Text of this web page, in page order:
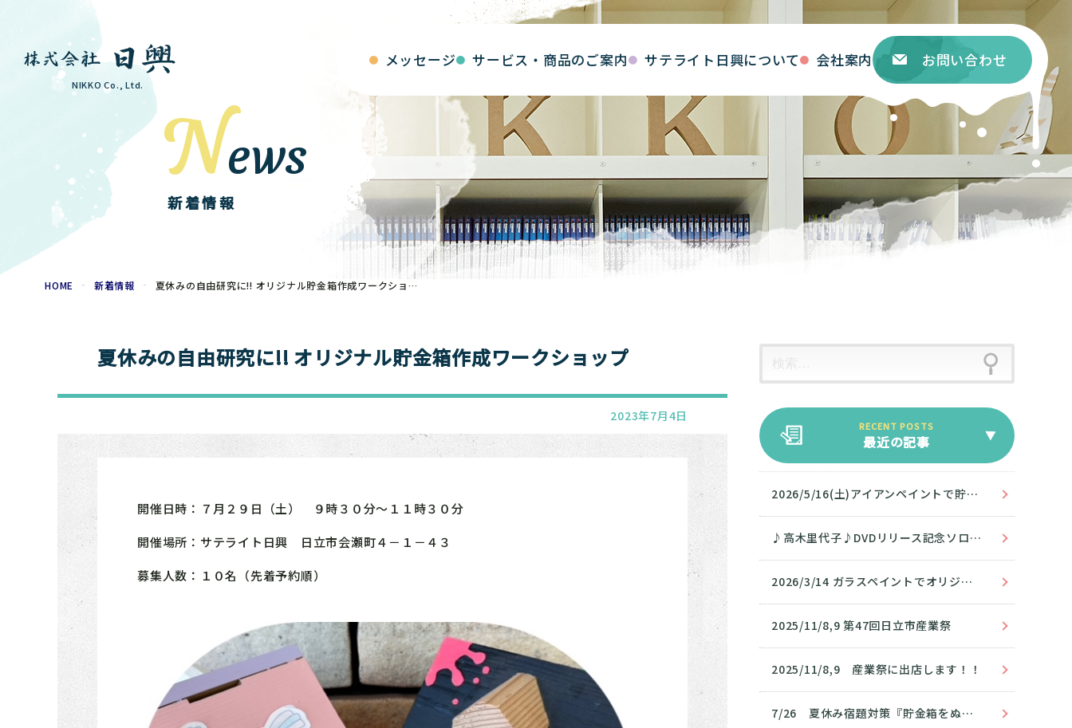
NIKKO Co., Ltd.
メッセージ サービス・商品のご案内 サテライト日興について 会社案内 お問い合わせ
News
新着情報
HOME 新着情報 夏休みの自由研究に!! オリジナル貯金箱作成ワークショップ
夏休みの自由研究に!! オリジナル貯金箱作成ワークショップ
2023年7月4日
開催日時：７月２９日（土） ９時３０分～１１時３０分
開催場所：サテライト日興 日立市会瀬町４－１－４３
募集人数：１０名（先着予約順）
最近の記事
2026/5/16(土)アイアンペイントで貯金箱を塗ろう！
♪高木里代子♪DVDリリース記念ソロツアーin日立
2026/3/14 ガラスペイントでオリジナルグラスをつくろう‼
2025/11/8,9 第47回日立市産業祭
2025/11/8,9 産業祭に出店します！！
7/26 夏休み宿題対策『貯金箱をぬろう』無事開催❣